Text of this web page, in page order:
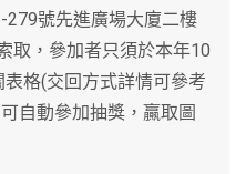
號先進廣場大廈二樓
取，參加者只須於本年10
格(交回方式詳情可參考
自動參加抽獎，贏取圖